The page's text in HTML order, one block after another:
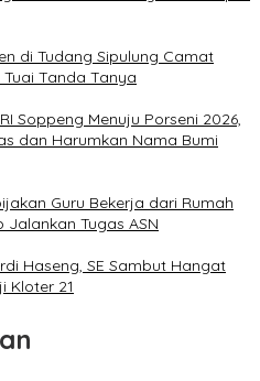
di Tudang Sipulung Camat
Tanda Tanya
Soppeng Menuju Porseni 2026,
dan Harumkan Nama Bumi
Guru Bekerja dari Rumah
Jalankan Tugas ASN
Haseng, SE Sambut Hangat
Kloter 21